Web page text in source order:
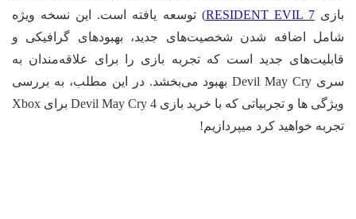
RESIDENT EVIL 7) توسعه یافته است. این نسخه ویژه
اضافه شدن شخصیت‌های جدید، بهبودهای گرافیکی و
جدید است که تجربه بازی را برای علاقه‌مندان به
سری Devil May Cry بهبود می‌بخشد. در این مطلب، به بررسی
ویژگی ها و تجربیاتی که با خرید بازی Devil May Cry 4 برای Xbox
خواهید کرد میپردازیم!